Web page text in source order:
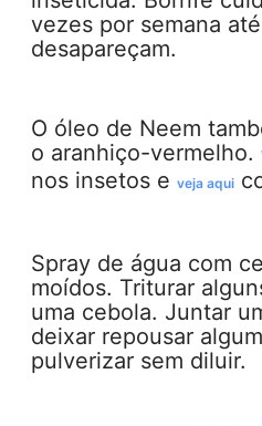
vezes por semana
desapareçam.
O óleo de Neem
o aranhiço-vermelho.
nos insetos e veja aqui
Spray de água com
moídos. Triturar
uma cebola. Juntar
deixar repousar
pulverizar sem diluir.